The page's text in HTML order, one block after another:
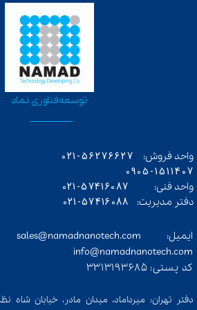
واحد فروش: 56276627-021
0905-1511407
واحد فنی: 57416087-021
دفتر مدیریت: 57416088-021
​توسعه‌فناوری‌ نماد
ایمیل: sales@namadnanotech.com
info@namadnanotech.com​​​​​​​
کد پستی: 3313193685​​​​​​​
دفتر تهران: میرداماد، میدان مادر، خیابان شاه